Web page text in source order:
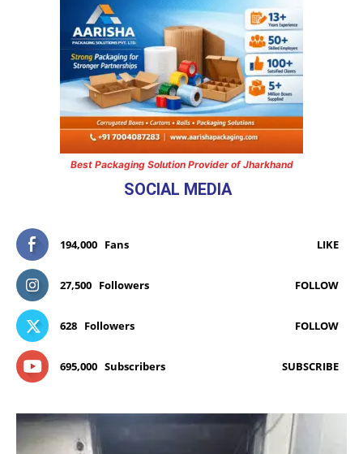
Best Packaging Solution Provider of Jharkhand
SOCIAL MEDIA
194,000 Fans LIKE
27,500 Followers FOLLOW
628 Followers FOLLOW
695,000 Subscribers SUBSCRIBE